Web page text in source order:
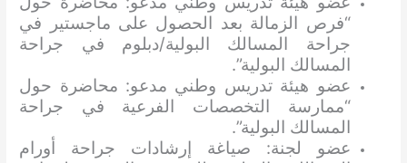
“فرص الزمالة بعد الحصول على ماجستير في
جراحة المسالك البولية/دبلوم في جراحة
المسالك البولية”.
عضو هيئة تدريس وطني مدعو: محاضرة حول
“ممارسة التخصصات الفرعية في جراحة
المسالك البولية”.
عضو لجنة: صياغة إرشادات جراحة أورام